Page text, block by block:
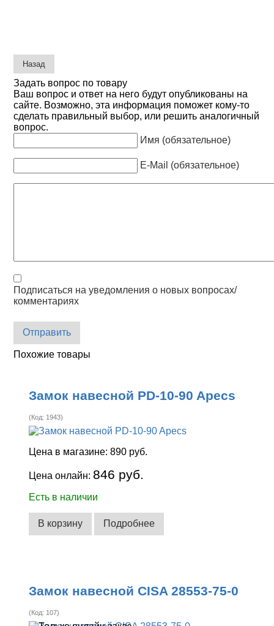
Задать вопрос по товару
Ваш вопрос и ответ на него будут опубликованы на
сайте. Возможно, эта информация поможет кому-то
сделать правильный выбор, или решить аналогичный
вопрос.
Имя (обязательное)
E-Mail (обязательное)
Подписаться на уведомления о новых вопросах/
комментариях
Отправить
Похожие товары
Замок навесной PD-10-90 Apecs
(Код: 1943)
Цена в магазине:890 руб.
Цена онлайн: 846 руб.
Есть в наличии
В корзину Подробнее
Замок навесной CISA 28553-75-0
(Код: 107)